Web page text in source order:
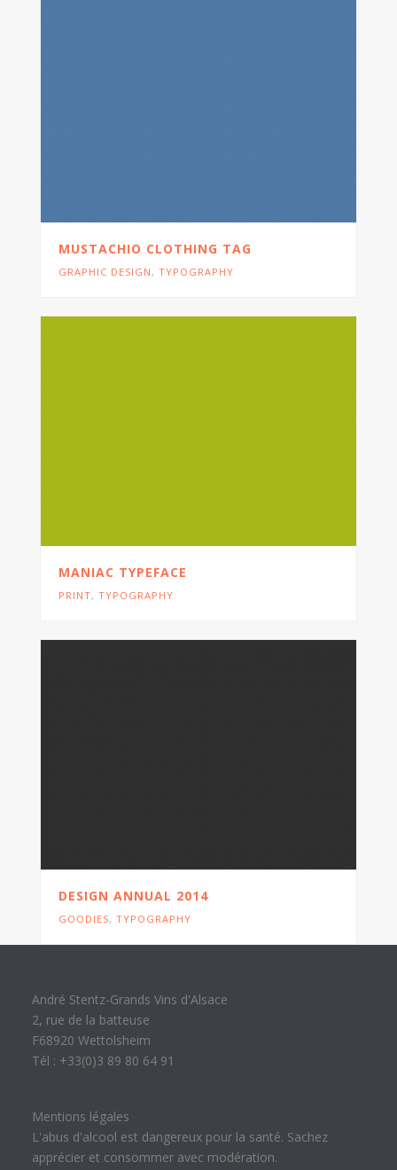
MUSTACHIO CLOTHING TAG
GRAPHIC DESIGN , TYPOGRAPHY
MANIAC TYPEFACE
PRINT, TYPOGRAPHY
DESIGN ANNUAL 2014
GOODIES, TYPOGRAPHY
André Stentz-Grands Vins d'Alsace
2, rue de la batteuse
F68920 Wettolsheim
Tél : +33(0)3 89 80 64 91
Mentions légales
L'abus d'alcool est dangereux pour la santé. Sachez
apprécier et consommer avec modération.